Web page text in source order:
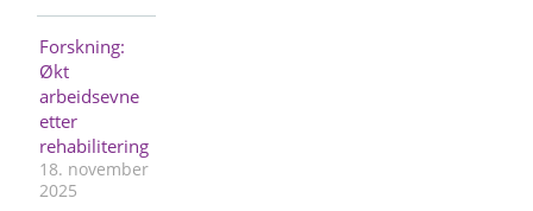
Forskning:
Økt
arbeidsevne
etter
rehabilitering
18. november
2025